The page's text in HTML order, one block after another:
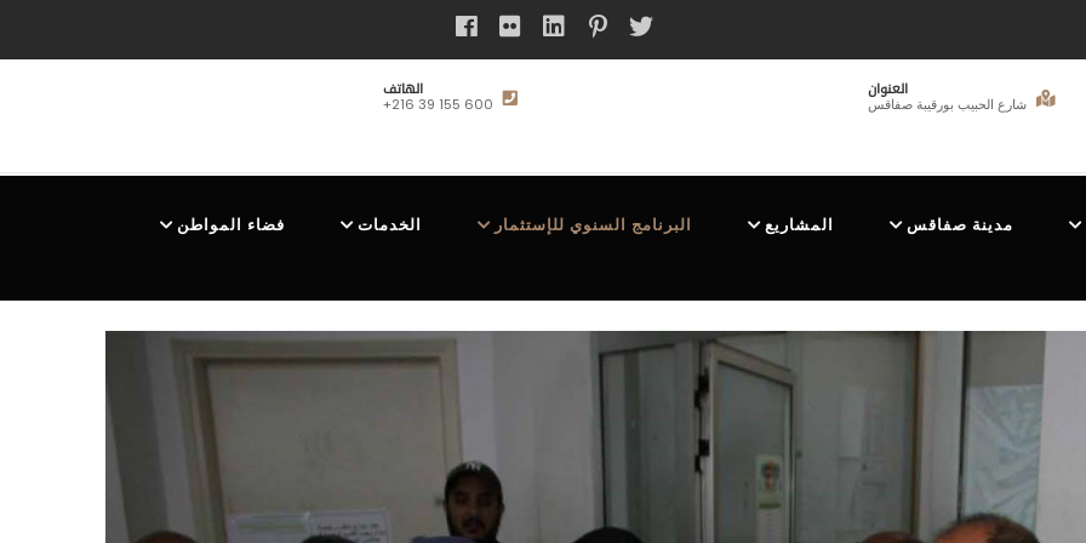
العنوان
شارع الحبيب بورقيبة صفاقس
الهاتف
+216 39 155 600
مدينة صفاقس المشاريع البرنامج السنوي للإستثمار الخدمات فضاء المواطن